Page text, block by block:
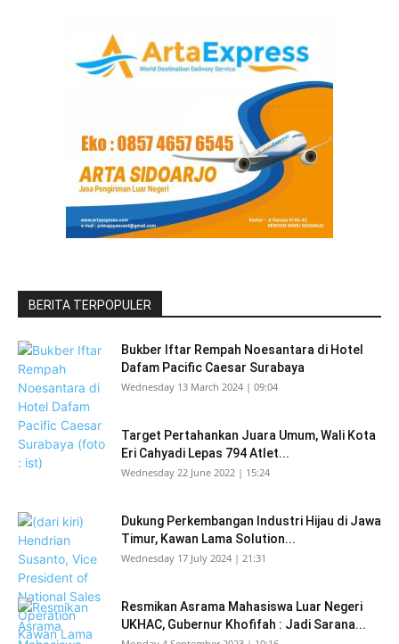
BERITA TERPOPULER
Bukber Iftar Rempah Noesantara di Hotel
Dafam Pacific Caesar Surabaya
Wednesday 13 March 2024 | 09:04
Target Pertahankan Juara Umum, Wali Kota
Eri Cahyadi Lepas 794 Atlet...
Wednesday 22 June 2022 | 15:24
Dukung Perkembangan Industri Hijau di Jawa
Timur, Kawan Lama Solution...
Wednesday 17 July 2024 | 21:31
Resmikan Asrama Mahasiswa Luar Negeri
UKHAC, Gubernur Khofifah : Jadi Sarana...